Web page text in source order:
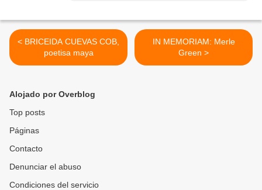
< BRICEIDA CUEVAS COB,
poetisa maya
IN MEMORIAM: Merle
Green >
Alojado por Overblog
Top posts
Páginas
Contacto
Denunciar el abuso
Condiciones del servicio